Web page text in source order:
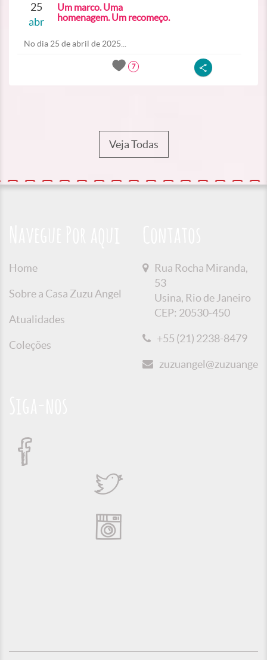
25
abr
Um marco. Uma
homenagem. Um recomeço.
No dia 25 de abril de 2025...
7
Veja Todas
Home
Sobre a Casa Zuzu Angel
Atualidades
Coleções
Rua Rocha Miranda,
53
Usina, Rio de Janeiro
CEP: 20530-450
+55 (21) 2238-8479